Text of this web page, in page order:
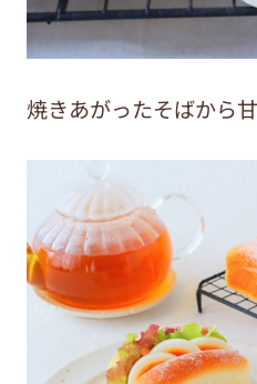
焼きあがったそばから